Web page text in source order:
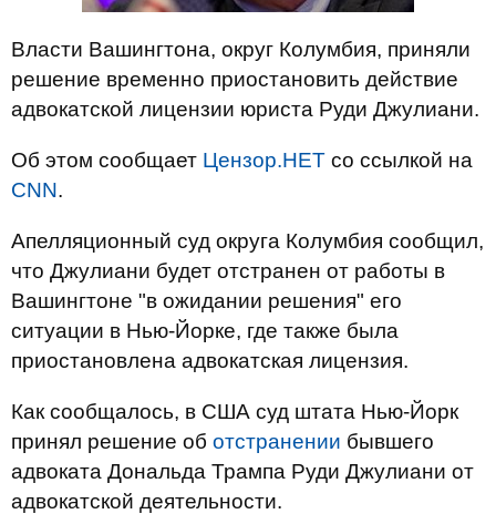
Власти Вашингтона, округ Колумбия, приняли
решение временно приостановить действие
адвокатской лицензии юриста Руди Джулиани.
Об этом сообщает Цензор.НЕТ со ссылкой на
CNN.
Апелляционный суд округа Колумбия сообщил,
что Джулиани будет отстранен от работы в
Вашингтоне "в ожидании решения" его
ситуации в Нью-Йорке, где также была
приостановлена ​​адвокатская лицензия.
Как сообщалось, в США суд штата Нью-Йорк
принял решение об отстранении бывшего
адвоката Дональда Трампа Руди Джулиани от
адвокатской деятельности.